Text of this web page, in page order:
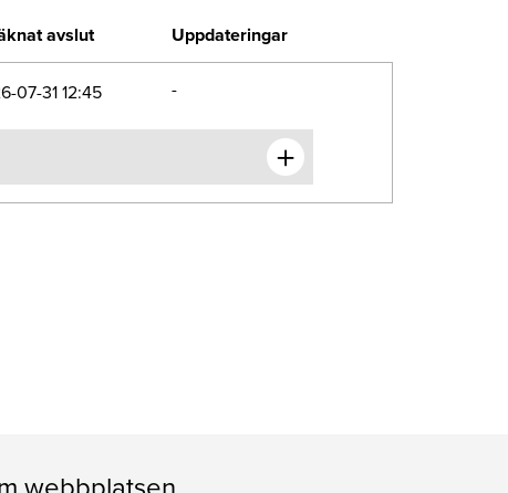
avslut Uppdateringar
07-31 12:45 -